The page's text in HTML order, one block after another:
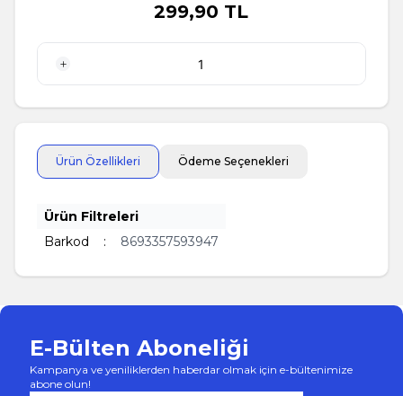
299,90 TL
Ürün Özellikleri Ödeme Seçenekleri
Ürün Filtreleri
Barkod
: 8693357593947
E-Bülten Aboneliği
Kampanya ve yeniliklerden haberdar olmak için e-bültenimize
abone olun!